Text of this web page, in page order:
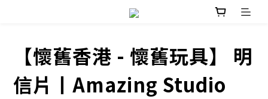
【懷舊香港 - 懷舊玩具】 明
信片丨Amazing Studio